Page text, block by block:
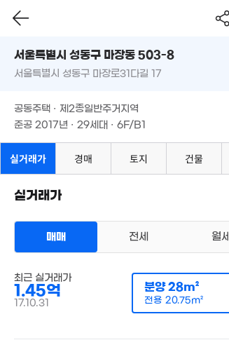
서울특별시 성동구 마장동 503-8
서울특별시 성동구 마장로31다길 17
공동주택 · 제2종일반주거지역
준공 2017년 · 29세대 · 6F/B1
실거래가 경매 토지 건물
실거래가
매매 전세 월세
최근 실거래가
1.45억
17.10.31
분양28m²
전용 20.75m²